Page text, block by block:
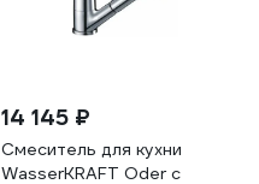
14 145 ₽
Смеситель для кухни
WasserKRAFT Oder с